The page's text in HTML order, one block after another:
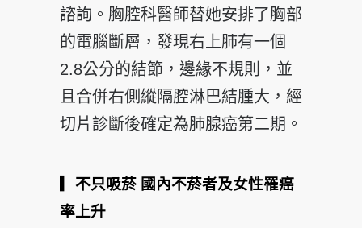
諮詢。胸腔科醫師替她安排了胸部
的電腦斷層，發現右上肺有一個
2.8公分的結節，邊緣不規則，並
且合併右側縱隔腔淋巴結腫大，經
切片診斷後確定為肺腺癌第二期。
▎不只吸菸 國內不菸者及女性罹癌
率上升